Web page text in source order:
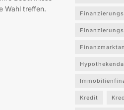
Wahl treffen.
Kredit